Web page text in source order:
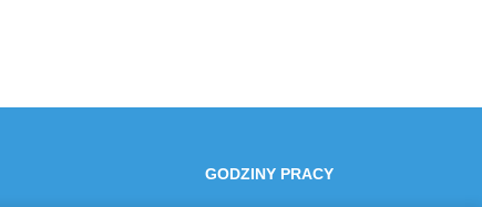
GODZINY PRACY